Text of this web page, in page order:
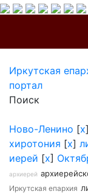
Иркутская
портал
Поиск
Ново-Ленино [x]
хиротония [x]
иерей [x]
архиерей
Иркутская епархия